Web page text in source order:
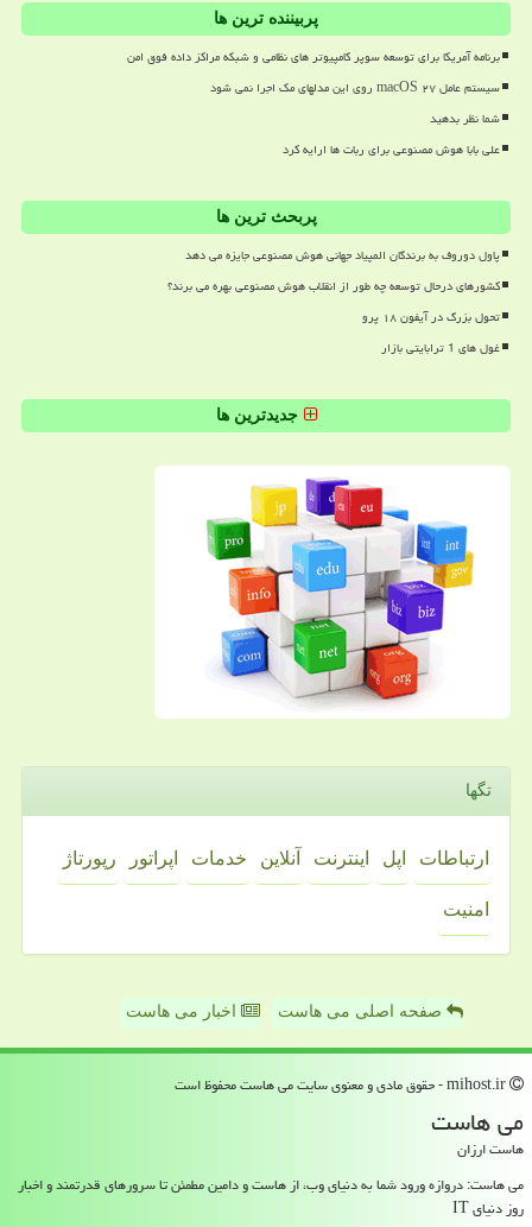
پربیننده ترین ها
برنامه آمریکا برای توسعه سوپر کامپیوتر های نظامی و شبکه مراکز داده فوق امن
سیستم عامل macOS ۲۷ روی این مدلهای مک اجرا نمی شود
شما نظر بدهید
علی بابا هوش مصنوعی برای ربات ها ارایه کرد
پربحث ترین ها
پاول دوروف به برندگان المپیاد جهانی هوش مصنوعی جایزه می دهد
کشورهای درحال توسعه چه طور از انقلاب هوش مصنوعی بهره می برند؟
تحول بزرگ در آیفون ۱۸ پرو
غول های 1 ترابایتی بازار
جدیدترین ها
تگها
ارتباطات اپل اینترنت آنلاین خدمات اپراتور رپورتاژ
امنیت
صفحه اصلی می هاست اخبار می هاست
می هاست
هاست ارزان
می هاست: دروازه ورود شما به دنیای وب، از هاست و دامین مطمئن تا سرورهای قدرتمند و اخبار
روز دنیای IT